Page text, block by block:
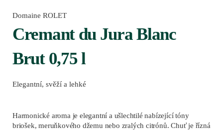
Domaine ROLET
Cremant du Jura Blanc
Brut 0,75 l
Elegantní, svěží a lehké
Harmonické aroma je elegantní a ušlechtilé nabízející tóny
briošek, meruňkového džemu nebo zralých citrónů. Chuť je řízná